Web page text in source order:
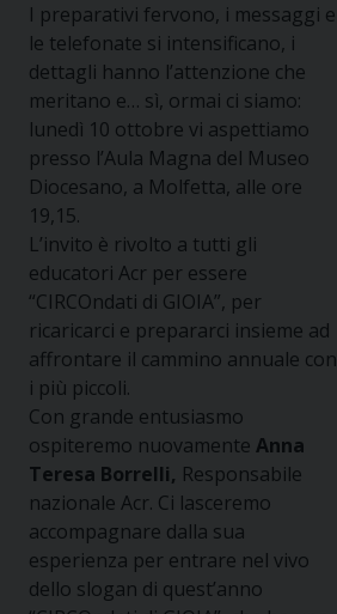
I preparativi fervono, i messaggi e
le telefonate si intensificano, i
dettagli hanno l’attenzione che
meritano e… sì, ormai ci siamo:
lunedì 10 ottobre vi aspettiamo
presso l’Aula Magna del Museo
Diocesano, a Molfetta, alle ore
19,15.
L’invito è rivolto a tutti gli
educatori Acr per essere
“CIRCOndati di GIOIA”, per
ricaricarci e prepararci insieme ad
affrontare il cammino annuale con
i più piccoli.
Con grande entusiasmo
ospiteremo nuovamente Anna
Teresa Borrelli, Responsabile
nazionale Acr. Ci lasceremo
accompagnare dalla sua
esperienza per entrare nel vivo
dello slogan di quest’anno